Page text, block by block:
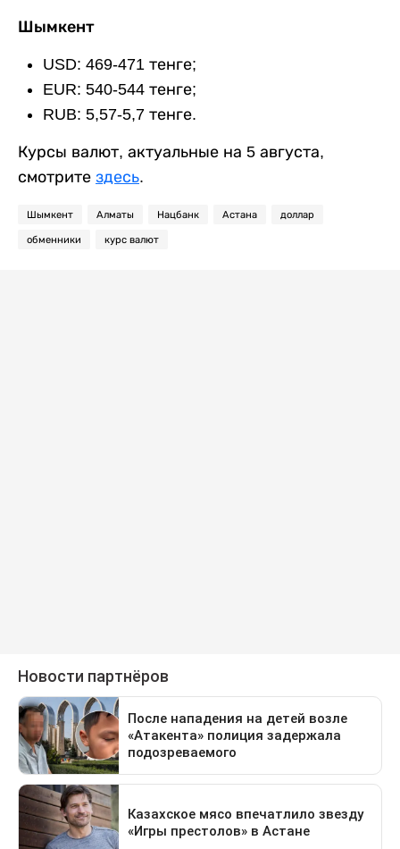
Шымкент
USD: 469-471 тенге;
EUR: 540-544 тенге;
RUB: 5,57-5,7 тенге.
Курсы валют, актуальные на 5 августа,
смотрите здесь.
Шымкент Алматы Нацбанк Астана доллар
обменники курс валют